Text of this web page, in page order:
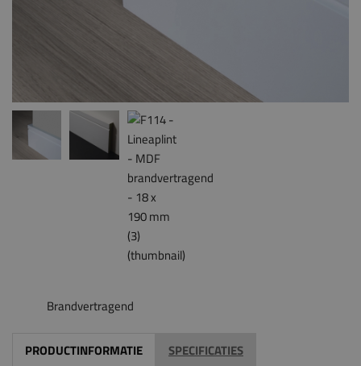
Brandvertragend
PRODUCTINFORMATIE SPECIFICATIES